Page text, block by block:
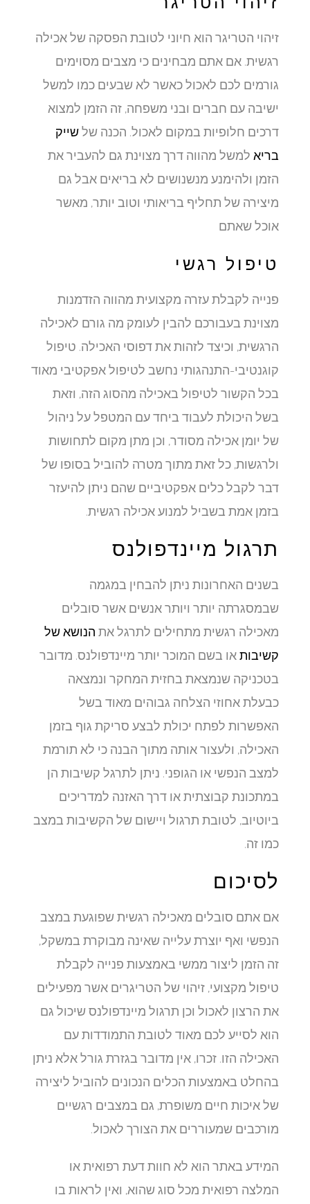
זיהוי הטריגר הוא חיוני לטובת הפסקה של אכילה
רגשית. אם אתם מבחינים כי מצבים מסוימים
גורמים לכם לאכול כאשר לא שבעים כמו למשל
ישיבה עם חברים ובני משפחה, זה הזמן למצוא
דרכים חלופיות במקום לאכול. הכנה שלשייק
בריא למשל מהווה דרך מצוינת גם להעביר את
הזמן ולהימנע מנשנושים לא בריאים אבל גם
מיצירה של תחליף בריאותי וטוב יותר, מאשר
אוכל שאתם
טיפול רגשי
פנייה לקבלת עזרה מקצועית מהווה הזדמנות
מצוינת בעבורכם להבין לעומק מה גורם לאכילה
הרגשית, וכיצד לזהות את דפוסי האכילה. טיפול
קוגנטיבי-התנהגותי נחשב לטיפול אפקטיבי מאוד
בכל הקשור לטיפול באכילה מהסוג הזה, וזאת
בשל היכולת לעבוד ביחד עם המטפל על ניהול
של יומן אכילה מסודר, וכן מתן מקום לתחושות
ולרגשות, כל זאת מתוך מטרה להוביל בסופו של
דבר לקבל כלים אפקטיביים שהם ניתן להיעזר
בזמן אמת בשביל למנוע אכילה רגשית.
תרגול מיינדפולנס
בשנים האחרונות ניתן להבחין במגמה
שבמסגרתה יותר ויותר אנשים אשר סובלים
מאכילה רגשית מתחילים לתרגל את הנושא של
קשיבותאו בשם המוכר יותר מיינדפולנס. מדובר
בטכניקה שנמצאת בחזית המחקר ונמצאה
כבעלת אחוזי הצלחה גבוהים מאוד בשל
האפשרות לפתח יכולת לבצע סריקת גוף בזמן
האכילה, ולעצור אותה מתוך הבנה כי לא תורמת
למצב הנפשי או הגופני. ניתן לתרגל קשיבות הן
במתכונת קבוצתית או דרך האזנה למדריכים
ביוטיוב, לטובת תרגול ויישום של הקשיבות במצב
כמו זה.
לסיכום
אם אתם סובלים מאכילה רגשית שפוגעת במצב
הנפשי ואף יוצרת עלייה שאינה מבוקרת במשקל,
זה הזמן ליצור ממשי באמצעות פנייה לקבלת
טיפול מקצועי, זיהוי של הטריגרים אשר מפעילים
את הרצון לאכול וכן תרגול מיינדפולנס שיכול גם
הוא לסייע לכם מאוד לטובת התמודדות עם
האכילה הזו. זכרו, אין מדובר בגזרת גורל אלא ניתן
בהחלט באמצעות הכלים הנכונים להוביל ליצירה
של איכות חיים משופרת, גם במצבים רגשיים
מורכבים שמעוררים את הצורך לאכול.
המידע באתר הוא לא חוות דעת רפואית או
המלצה רפואית מכל סוג שהוא, ואין לראות בו